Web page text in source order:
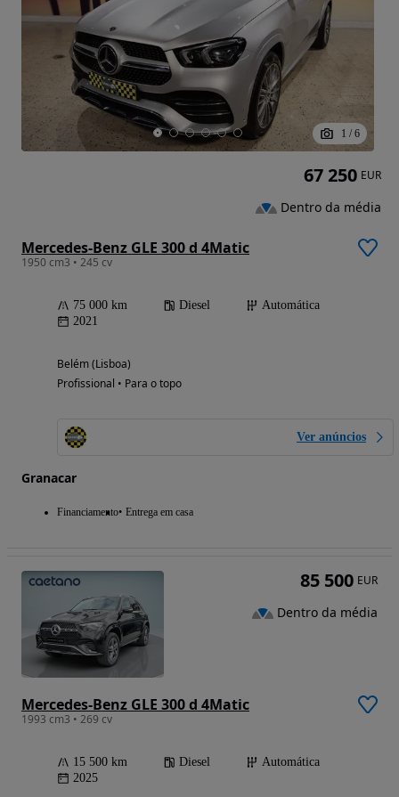
1 / 6
Mercedes-Benz GLE 300 d 4Matic
1950 cm3 • 245 cv
75 000 km Diesel
Automática
2021
Belém (Lisboa)
Profissional • Para o topo
Ver anúncios
Granacar
Financiamento Entrega em casa
67 250 EUR
Dentro da média
Mercedes-Benz GLE 300 d 4Matic
1993 cm3 • 269 cv
15 500 km Diesel
Automática
2025
85 500 EUR
Dentro da média